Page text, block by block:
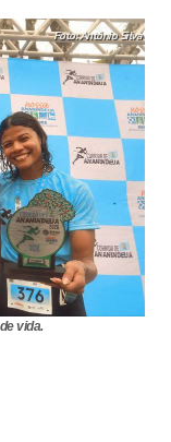
vida.
Foto: Antônio Silva